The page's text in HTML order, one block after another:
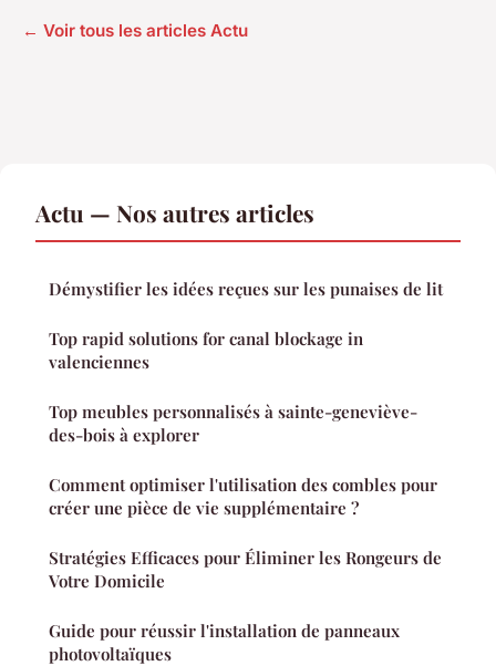
← Voir tous les articles Actu
Actu — Nos autres articles
Démystifier les idées reçues sur les punaises de lit
Top rapid solutions for canal blockage in
valenciennes
Top meubles personnalisés à sainte-geneviève-
des-bois à explorer
Comment optimiser l'utilisation des combles pour
créer une pièce de vie supplémentaire ?
Stratégies Efficaces pour Éliminer les Rongeurs de
Votre Domicile
Guide pour réussir l'installation de panneaux
photovoltaïques